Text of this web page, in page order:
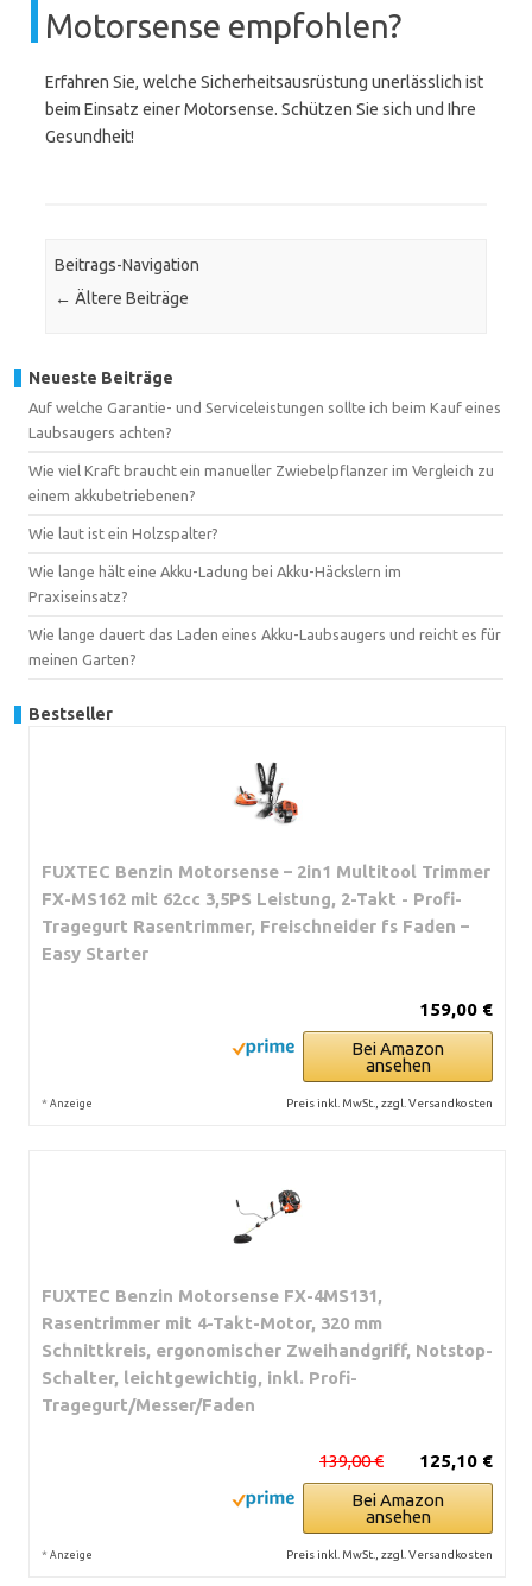
Motorsense empfohlen?
Erfahren Sie, welche Sicherheitsausrüstung unerlässlich ist
beim Einsatz einer Motorsense. Schützen Sie sich und Ihre
Gesundheit!
Beitrags-Navigation
← Ältere Beiträge
Neueste Beiträge
Auf welche Garantie- und Serviceleistungen sollte ich beim Kauf eines
Laubsaugers achten?
Wie viel Kraft braucht ein manueller Zwiebelpflanzer im Vergleich zu
einem akkubetriebenen?
Wie laut ist ein Holzspalter?
Wie lange hält eine Akku-Ladung bei Akku-Häckslern im
Praxiseinsatz?
Wie lange dauert das Laden eines Akku-Laubsaugers und reicht es für
meinen Garten?
Bestseller
FUXTEC Benzin Motorsense – 2in1 Multitool Trimmer
FX-MS162 mit 62cc 3,5PS Leistung, 2-Takt - Profi-
Tragegurt Rasentrimmer, Freischneider fs Faden –
Easy Starter
159,00 €
Bei Amazon
ansehen
* Anzeige Preis inkl. MwSt., zzgl. Versandkosten
FUXTEC Benzin Motorsense FX-4MS131,
Rasentrimmer mit 4-Takt-Motor, 320 mm
Schnittkreis, ergonomischer Zweihandgriff, Notstop-
Schalter, leichtgewichtig, inkl. Profi-
Tragegurt/Messer/Faden
125,10 €
139,00 €
Bei Amazon
ansehen
* Anzeige Preis inkl. MwSt., zzgl. Versandkosten